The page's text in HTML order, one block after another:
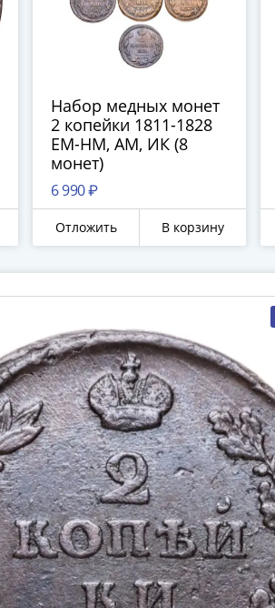
Набор медных монет
2 копейки 1811-1828
ЕМ-НМ, АМ, ИК (8
монет)
6 990 ₽
Отложить В корзину